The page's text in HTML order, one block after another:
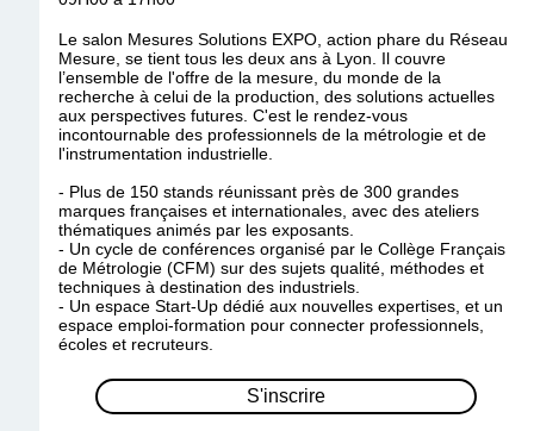
Le salon Mesures Solutions EXPO, action phare du Réseau
Mesure, se tient tous les deux ans à Lyon. Il couvre
l’ensemble de l'offre de la mesure, du monde de la
recherche à celui de la production, des solutions actuelles
aux perspectives futures. C'est le rendez-vous
incontournable des professionnels de la métrologie et de
l'instrumentation industrielle.
- Plus de 150 stands réunissant près de 300 grandes
marques françaises et internationales, avec des ateliers
thématiques animés par les exposants.
- Un cycle de conférences organisé par le Collège Français
de Métrologie (CFM) sur des sujets qualité, méthodes et
techniques à destination des industriels.
- Un espace Start-Up dédié aux nouvelles expertises, et un
espace emploi-formation pour connecter professionnels,
écoles et recruteurs.
S'inscrire